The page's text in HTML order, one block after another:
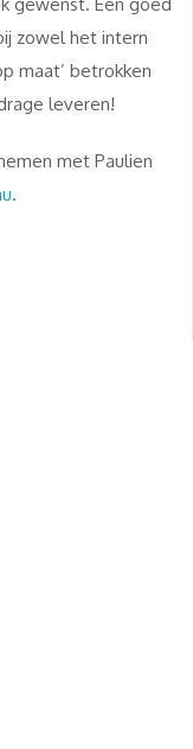
zowel het intern
maat’ betrokken
leveren!
met Paulien
.